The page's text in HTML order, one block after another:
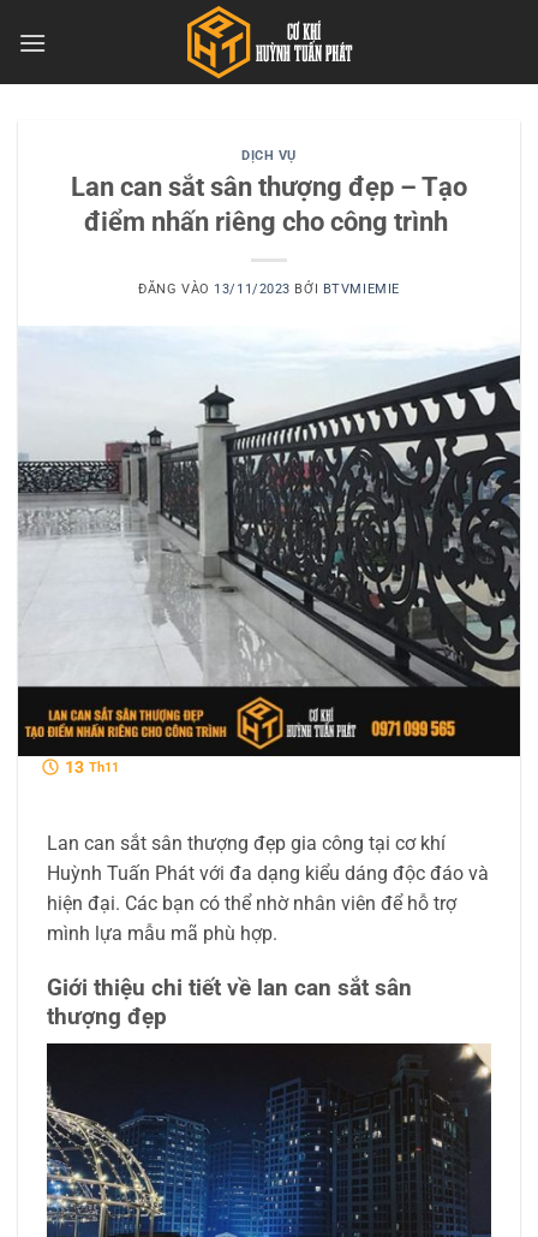
qua
DỊCH VỤ
Lan can sắt sân thượng đẹp – Tạo
điểm nhấn riêng cho công trình
ĐĂNG VÀO 13/11/2023 BỞI BTVMIEMIE
13 Th11
Lan can sắt sân thượng đẹp gia công tại cơ khí
Huỳnh Tuấn Phát với đa dạng kiểu dáng độc đáo và
hiện đại. Các bạn có thể nhờ nhân viên để hỗ trợ
mình lựa mẫu mã phù hợp.
Giới thiệu chi tiết về lan can sắt sân
thượng đẹp